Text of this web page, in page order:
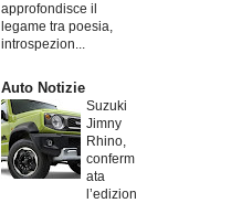
approfondisce il
legame tra poesia,
introspezion...
Auto Notizie
Suzuki
Jimny
Rhino,
conferm
ata
l’edizion